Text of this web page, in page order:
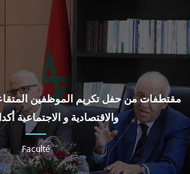
مقتطفات من حفل تكريم الموظفين
والاقتصادية و الاجتماعية
Faculté